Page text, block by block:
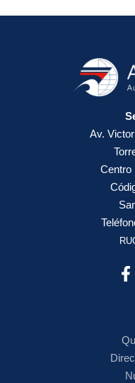
Av.
Centro